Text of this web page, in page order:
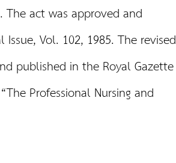
The act was approved and
Vol. 102, 1985. The revised
published in the Royal Gazette
Professional Nursing and